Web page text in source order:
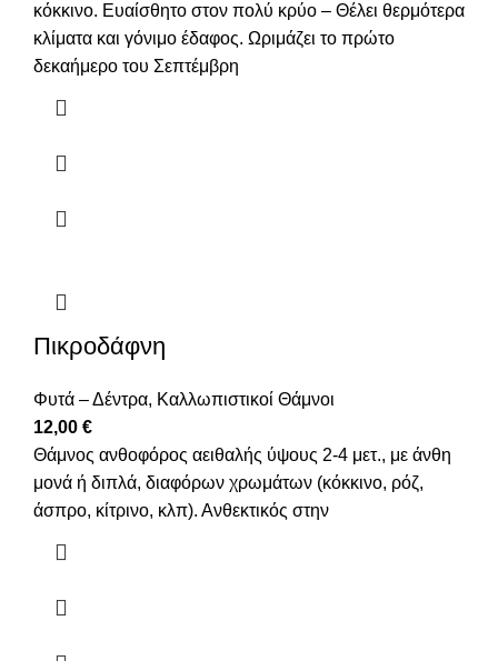
κόκκινο. Ευαίσθητο στον πολύ κρύο – Θέλει θερμότερα
κλίματα και γόνιμο έδαφος. Ωριμάζει το πρώτο
δεκαήμερο του Σεπτέμβρη
Πικροδάφνη
Φυτά – Δέντρα, Καλλωπιστικοί Θάμνοι
12,00 €
Θάμνος ανθοφόρος αειθαλής ύψους 2-4 μετ., με άνθη
μονά ή διπλά, διαφόρων χρωμάτων (κόκκινο, ρόζ,
άσπρο, κίτρινο, κλπ). Ανθεκτικός στην